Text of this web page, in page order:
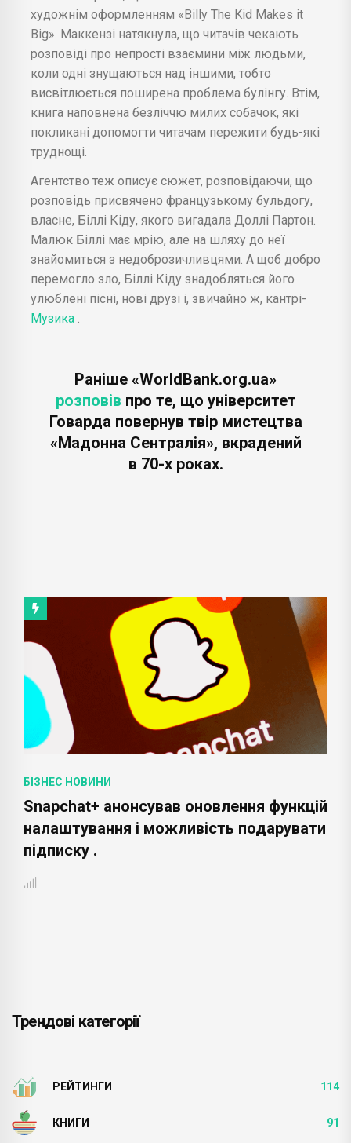
художнім оформленням «Billy The Kid Makes it
Big». Маккензі натякнула, що читачів чекають
розповіді про непрості взаємини між людьми,
коли одні знущаються над іншими, тобто
висвітлюється поширена проблема булінгу. Втім,
книга наповнена безліччю милих собачок, які
покликані допомогти читачам пережити будь-які
труднощі.
Агентство теж описує сюжет, розповідаючи, що
розповідь присвячено французькому бульдогу,
власне, Біллі Кіду, якого вигадала Доллі Партон.
Малюк Біллі має мрію, але на шляху до неї
знайомиться з недоброзичливцями. А щоб добро
перемогло зло, Біллі Кіду знадобляться його
улюблені пісні, нові друзі і, звичайно ж, кантрі-
Музика
Раніше «WorldBank.org.ua»
розповів про те, що університет
Говарда повернув твір мистецтва
«Мадонна Сентралія», вкрадений
в 70-х роках.
БІЗНЕС НОВИНИ
Snapchat+ анонсував оновлення функцій
налаштування і можливість подарувати
підписку .
Трендові категорії
РЕЙТИНГИ 114
КНИГИ 91